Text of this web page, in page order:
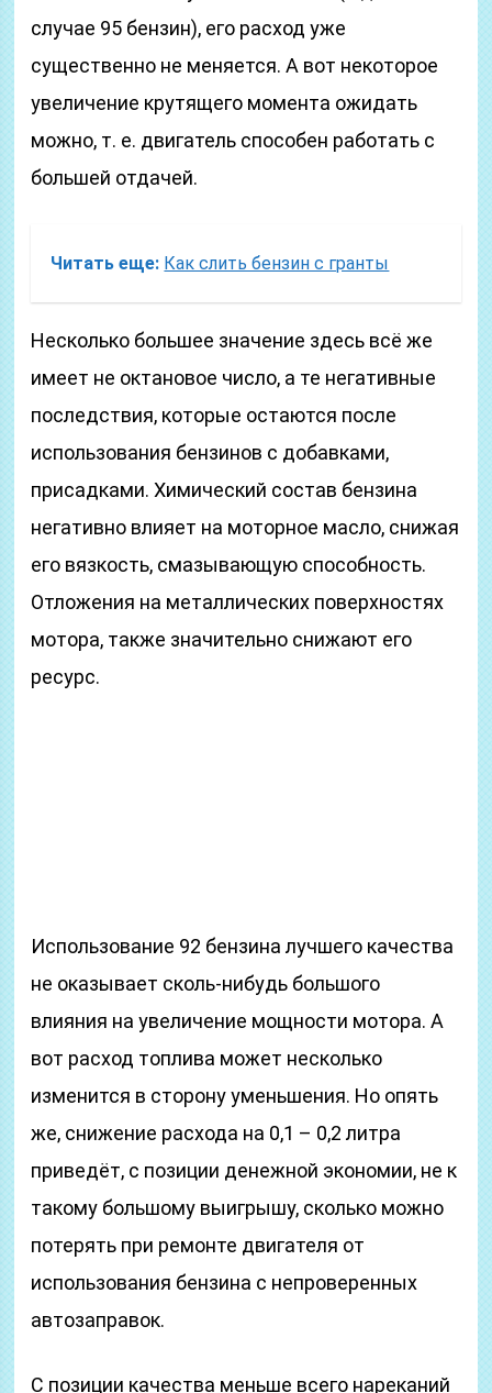
случае 95 бензин), его расход уже
существенно не меняется. А вот некоторое
увеличение крутящего момента ожидать
можно, т. е. двигатель способен работать с
большей отдачей.
Читать еще: Как слить бензин с гранты
Несколько большее значение здесь всё же
имеет не октановое число, а те негативные
последствия, которые остаются после
использования бензинов с добавками,
присадками. Химический состав бензина
негативно влияет на моторное масло, снижая
его вязкость, смазывающую способность.
Отложения на металлических поверхностях
мотора, также значительно снижают его
ресурс.
Использование 92 бензина лучшего качества
не оказывает сколь-нибудь большого
влияния на увеличение мощности мотора. А
вот расход топлива может несколько
изменится в сторону уменьшения. Но опять
же, снижение расхода на 0,1 – 0,2 литра
приведёт, с позиции денежной экономии, не к
такому большому выигрышу, сколько можно
потерять при ремонте двигателя от
использования бензина с непроверенных
автозаправок.
С позиции качества меньше всего нареканий